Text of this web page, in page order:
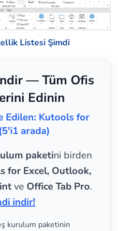
Listesi Şimdi
— Tüm Ofis
Edinin
Edilen: Kutools for
arada)
paketini birden
for Excel, Outlook,
ve Office Tab Pro.
indir!
kurulum paketinin